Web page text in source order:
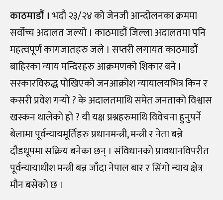
काठमाडौं । भदौ २३/२४ को जेनजी आन्दोलनका क्रममा
सर्वोच्च अदालत जल्यो । काठमाडौं जिल्ला अदालतमा पनि
महत्वपूर्ण कागजातहरु जले । सप्तरी लगायत काठमाडौं
बाहिरका न्याय मन्दिरहरु आक्रमणको शिकार बने ।
सरकारविरुद्ध पोखिएको जनआक्रोश न्यायालयभित्र किन र
कसरी प्रवेश गर्‍यो ? के अदालतमाथि समेत जनताको विश्वास
खस्कन थालेको हो ? यी यक्ष प्रश्नहरुमाथि विवेचना हुनुपर्ने
बेलामा पूर्वन्यायमूर्तिहरु प्रधानमन्त्री, मन्त्री र नेता बन्ने
दौडधूपमा सक्रिय बनेका छन् । संविधानको प्रावधानविपरीत
पूर्वन्यायाधीश मन्त्री बन्न जाँदा नेपाल बार र सिंगो न्याय क्षेत्र
मौन बसेको छ ।